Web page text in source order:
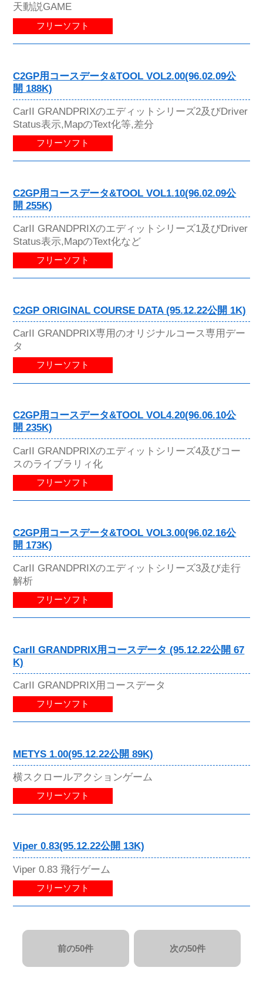
天動説GAME
フリーソフト
C2GP用コースデータ&TOOL VOL2.00(96.02.09公
開 188K)
CarII GRANDPRIXのエディットシリーズ2及びDriver
Status表示,MapのText化等,差分
フリーソフト
C2GP用コースデータ&TOOL VOL1.10(96.02.09公
開 255K)
CarII GRANDPRIXのエディットシリーズ1及びDriver
Status表示,MapのText化など
フリーソフト
C2GP ORIGINAL COURSE DATA (95.12.22公開 1K)
CarII GRANDPRIX専用のオリジナルコース専用デー
タ
フリーソフト
C2GP用コースデータ&TOOL VOL4.20(96.06.10公
開 235K)
CarII GRANDPRIXのエディットシリーズ4及びコー
スのライブラリィ化
フリーソフト
C2GP用コースデータ&TOOL VOL3.00(96.02.16公
開 173K)
CarII GRANDPRIXのエディットシリーズ3及び走行
解析
フリーソフト
CarII GRANDPRIX用コースデータ (95.12.22公開 67
K)
CarII GRANDPRIX用コースデータ
フリーソフト
METYS 1.00(95.12.22公開 89K)
横スクロールアクションゲーム
フリーソフト
Viper 0.83(95.12.22公開 13K)
Viper 0.83 飛行ゲーム
フリーソフト
前の50件 次の50件